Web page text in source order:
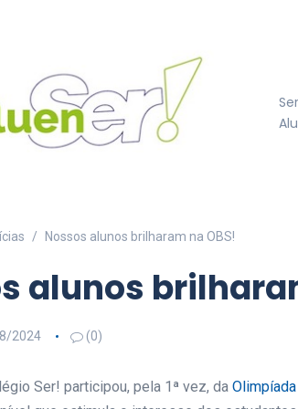
Nossos alunos brilharam na OBS!
alunos
2024 (0)
Ser! participou, pela 1ª vez, da